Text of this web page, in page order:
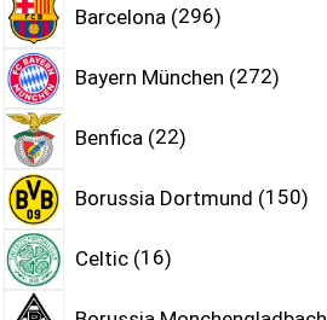
Barcelona 296
Bayern München 272
Benfica 22
Borussia Dortmund 150
Celtic 16